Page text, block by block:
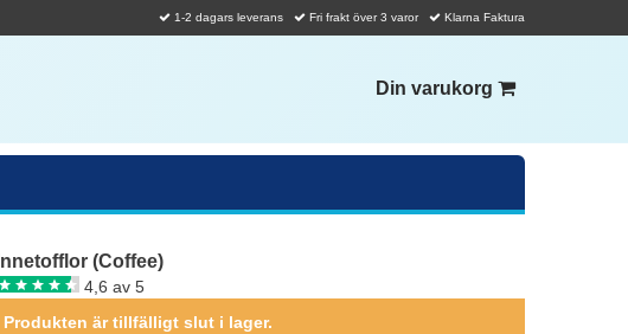
1-2 dagars leverans Fri frakt över 3 varor Klarna Faktura
Din varukorg
Innetofflor (Coffee)
4,6 av 5
Produkten är tillfälligt slut i lager.